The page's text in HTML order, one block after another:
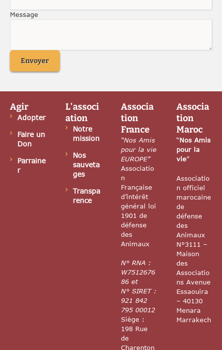
Message
Envoyer
Agir
Adopter
Faire un
Don
Parraine
r
L'associ
ation
Notre
mission
Nos
sauveta
ges
Transpa
rence
Associa
tion
France
“Nos Amis
pour la vie
EUROPE”
Associatio
n
Française
d’intérêt
général loi
1901 de
défense
des
Animaux
N° RNA :
W7512676
86 et
N° SIRET :
921 842
795 00012
Siège :
198 Rue
de
Charenton
Associa
tion
Maroc
“Nos Amis
pour la
vie”
Associatio
n officiel
marocaine
de
défense
des
Animaux
N°3111 –
Maison
des
Associatio
ns Avenue
Essaouira
– 40130
Menara
Marrakech